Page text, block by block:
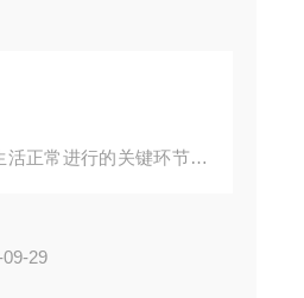
正常进行的关键环节。
到主动预防的跨越式升
09-29